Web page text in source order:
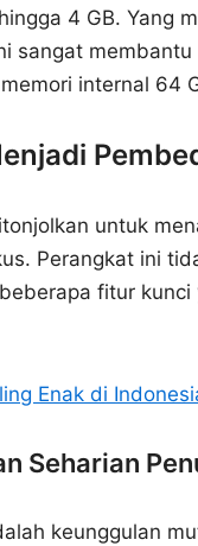
4 GB. Yang
sangat
internal 64
untuk
Perangkat ini
fitur
Enak di
Seharian
keunggulan